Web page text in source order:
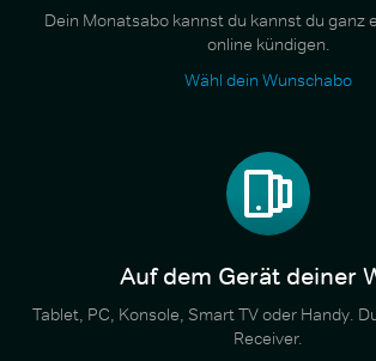
Dein Monatsabo kannst du kannst du ganz
online kündigen.
Wähl dein Wunschabo
Auf dem Gerät deiner
Tablet, PC, Konsole, Smart TV oder Handy.
Receiver.